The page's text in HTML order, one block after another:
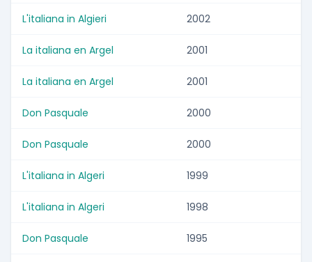
L'italiana in Algieri 2002
La italiana en Argel 2001
La italiana en Argel 2001
Don Pasquale 2000
Don Pasquale 2000
L'italiana in Algeri 1999
L'italiana in Algeri 1998
Don Pasquale 1995